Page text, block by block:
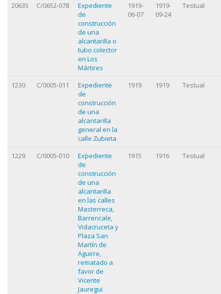
20635
C/0652-078
Expediente
de
construcción
de una
alcantarilla o
tubo colector
en Los
Mártires
1919-
06-07
1919-
09-24
Testual
1230 C/0005-011
Expediente
de
construcción
de una
alcantarilla
general en la
calle Zubieta
1919 1919 Testual
1229 C/0005-010
Expediente
de
construcción
de una
alcantarilla
en las calles
Masterreca,
Barrencale,
Vidacruceta y
Plaza San
Martín de
Aguirre,
rematado a
favor de
Vicente
Jauregui
1915 1916 Testual